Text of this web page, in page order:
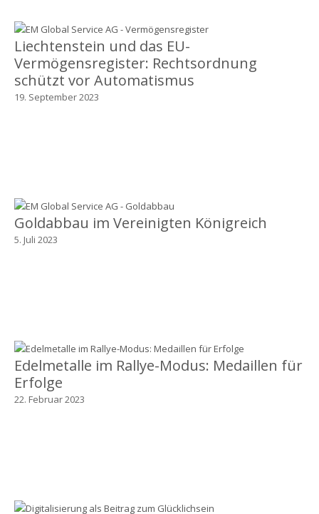
Liechtenstein und das EU-
Vermögensregister: Rechtsordnung
schützt vor Automatismus
19. September 2023
Goldabbau im Vereinigten Königreich
5. Juli 2023
Edelmetalle im Rallye-Modus: Medaillen für
Erfolge
22. Februar 2023